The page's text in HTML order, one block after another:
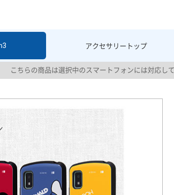
アクセサリー トップ
こちらの商品は選択中のスマートフォンには対応して